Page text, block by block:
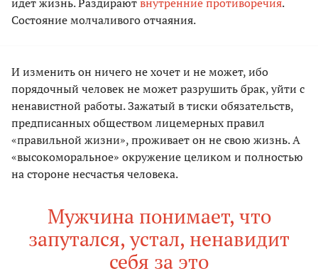
идет жизнь. Раздираютвнутренние противоречия.
Состояние молчаливого отчаяния.
И изменить он ничего не хочет и не может, ибо
порядочный человек не может разрушить брак, уйти с
ненавистной работы. Зажатый в тиски обязательств,
предписанных обществом лицемерных правил
«правильной жизни», проживает он не свою жизнь. А
«высокоморальное» окружение целиком и полностью
на стороне несчастья человека.
Мужчина понимает, что
запутался, устал, ненавидит
себя за это